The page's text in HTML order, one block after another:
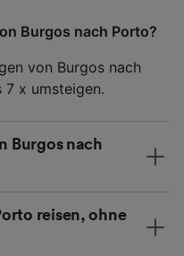
Burgos nach Porto?
von Burgos nach
7 x umsteigen.
Burgos nach
reisen, ohne